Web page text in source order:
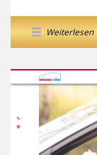
Weiterlesen